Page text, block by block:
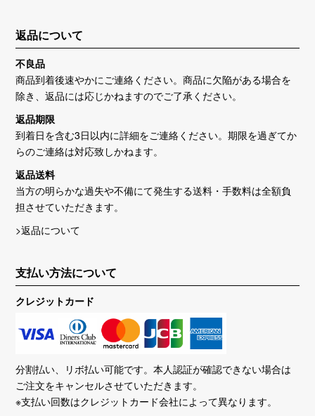
返品について
不良品
商品到着後速やかにご連絡ください。商品に欠陥がある場合を
除き、返品には応じかねますのでご了承ください。
返品期限
到着日を含む3日以内に詳細をご連絡ください。期限を過ぎてか
らのご連絡は対応致しかねます。
返品送料
当方の明らかな過失や不備にて発生する送料・手数料は全額負
担させていただきます。
>返品について
支払い方法について
クレジットカード
分割払い、リボ払い可能です。本人認証が確認できない場合は
ご注文をキャンセルさせていただきます。
※支払い回数はクレジットカード会社によって異なります。